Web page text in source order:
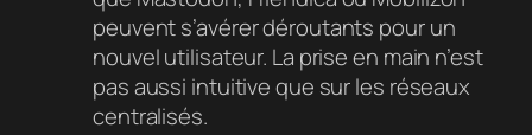
peuvent s’avérer déroutants pour un
nouvel utilisateur. La prise en main n’est
pas aussi intuitive que sur les réseaux
centralisés.